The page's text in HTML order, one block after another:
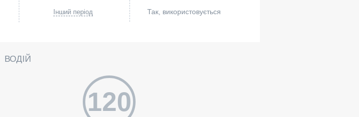
Інший період Так, використовується
ВОДІЙ
120